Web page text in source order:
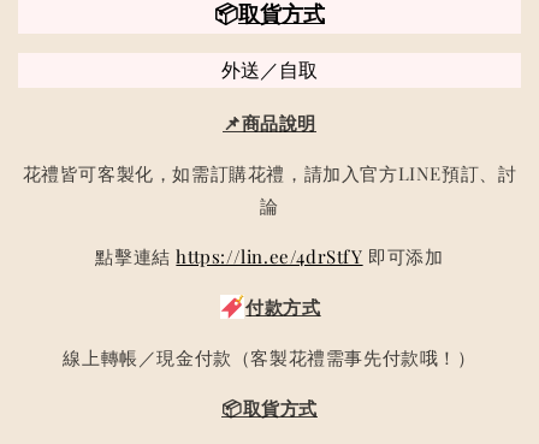
📦取貨方式
外送／自取
📌商品說明
花禮皆可客製化，如需訂購花禮，請加入官方LINE預訂、討
論
點擊連結https://lin.ee/4drStfY 即可添加
付款方式
線上轉帳／現金付款（客製花禮需事先付款哦！）
📦取貨方式